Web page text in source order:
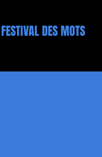
FESTIVAL DES MOTS